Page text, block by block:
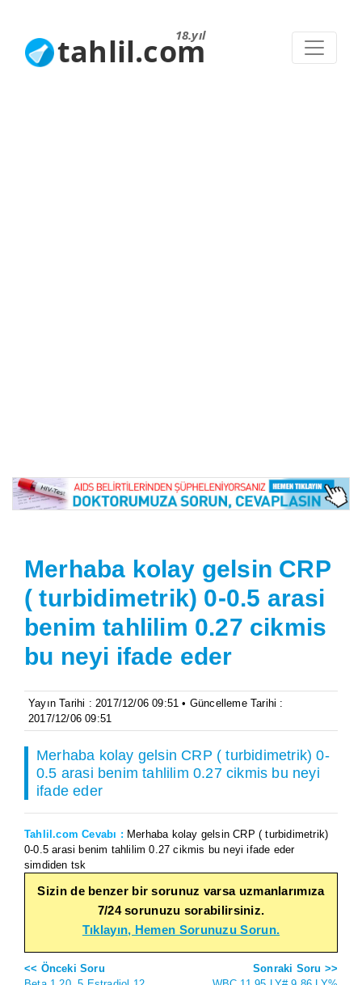
18.yıl
tahlil.com
Merhaba kolay gelsin CRP
( turbidimetrik) 0-0.5 arasi
benim tahlilim 0.27 cikmis
bu neyi ifade eder
Yayın Tarihi : 2017/12/06 09:51 • Güncelleme Tarihi :
2017/12/06 09:51
Merhaba kolay gelsin CRP ( turbidimetrik) 0-
0.5 arasi benim tahlilim 0.27 cikmis bu neyi
ifade eder
Tahlil.com Cevabı : Merhaba kolay gelsin CRP ( turbidimetrik)
0-0.5 arasi benim tahlilim 0.27 cikmis bu neyi ifade eder
simdiden tsk
Sizin de benzer bir sorunuz varsa uzmanlarımıza
7/24 sorunuzu sorabilirsiniz.
Tıklayın, Hemen Sorunuzu Sorun.
<< Önceki Soru
Sonraki Soru >>